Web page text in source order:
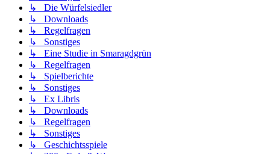
↳ Die Würfelsiedler
↳ Downloads
↳ Regelfragen
↳ Sonstiges
↳ Eine Studie in Smaragdgrün
↳ Regelfragen
↳ Spielberichte
↳ Sonstiges
↳ Ex Libris
↳ Downloads
↳ Regelfragen
↳ Sonstiges
↳ Geschichtsspiele